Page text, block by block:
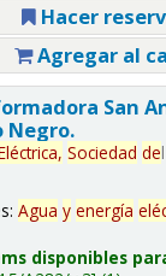
Hacer
Agregar al
San
Negro.
Sociedad del
Agua y energía
disponibles